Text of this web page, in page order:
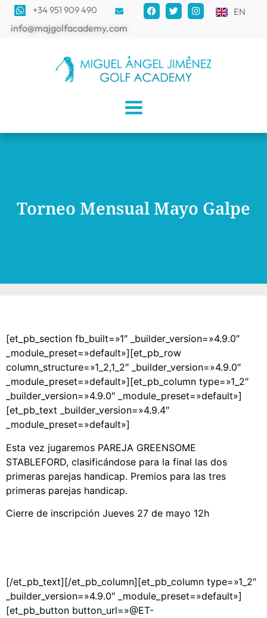
+34 951 909 490
info@majgolfacademy.com
EN
Torneo Mensual Mayo Galpe
[et_pb_section fb_built=»1″ _builder_version=»4.9.0″
_module_preset=»default»][et_pb_row
column_structure=»1_2,1_2″ _builder_version=»4.9.0″
_module_preset=»default»][et_pb_column type=»1_2″
_builder_version=»4.9.0″ _module_preset=»default»]
[et_pb_text _builder_version=»4.9.4″
_module_preset=»default»]
Esta vez jugaremos PAREJA GREENSOME
STABLEFORD, clasificándose para la final las dos
primeras parejas handicap. Premios para las tres
primeras parejas handicap.
Cierre de inscripción Jueves 27 de mayo 12h
[/et_pb_text][/et_pb_column][et_pb_column type=»1_2″
_builder_version=»4.9.0″ _module_preset=»default»]
[et_pb_button button_url=»@ET-